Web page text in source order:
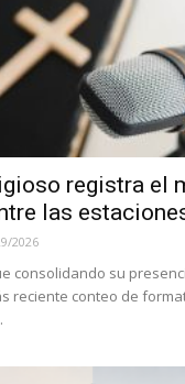
registra el
las
2026
consolidando su
reciente conteo de